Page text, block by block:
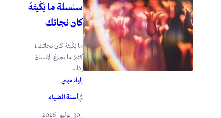
سلسلة ما بَكَيتَهُ
كان نجاتك
ما بَكَيتَهُ كان نجاتك 1
كثيرًا ما يجزعُ الإنسانُ
إذا...
إلهام مهني
فيأسنة الضياء.